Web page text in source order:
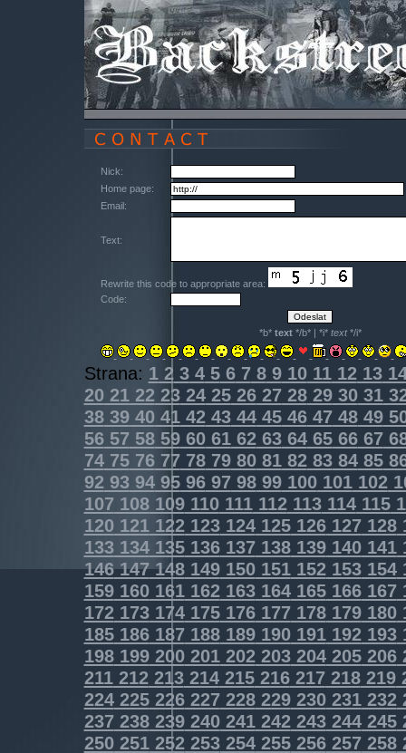
Nick:
Home page:
Email:
Text:
Rewrite this code to appropriate area:
Code:
*b* text*/b* | *i* text*/i*
Strana: 12345678910111213
202122232425262728293031
383940414243444546474849
5657 58596061626364656667
747576777879808182838485
9293949596979899100101102
107 108109110111112113114115
120 121122123124125126127128
133134135136137138139140141
146147148149150151152153154
159160161162163164165166167
172173174175176177178179180
185186187188189190191192193
198199200201202203204205206
211212213214215216217218219
224225226227228229230231232
237238239240241242243244245
250251252253254255256257258